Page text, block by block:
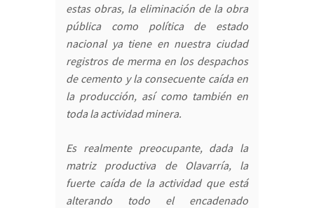
estas obras, la eliminación de la obra
pública como política de estado
nacional ya tiene en nuestra ciudad
registros de merma en los despachos
de cemento y la consecuente caída en
la producción, así como también en
toda la actividad minera.
Es realmente preocupante, dada la
matriz productiva de Olavarría, la
fuerte caída de la actividad que está
alterando todo el encadenado